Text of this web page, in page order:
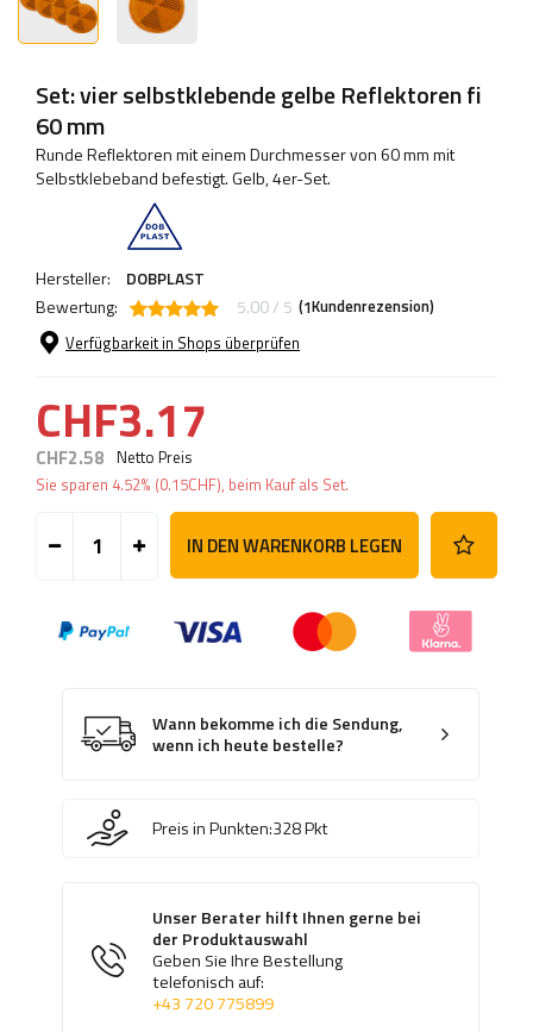
Set: vier selbstklebende gelbe Reflektoren fi
60 mm
Runde Reflektoren mit einem Durchmesser von 60 mm mit
Selbstklebeband befestigt. Gelb, 4er-Set.
Hersteller:
DOBPLAST
Bewertung:
5.00 / 5 (1Kundenrezension)
Verfügbarkeit in Shops überprüfen
CHF3.17
CHF2.58 Netto Preis
Sie sparen 4.52% (0.15CHF), beim Kauf als Set.
IN DEN WARENKORB LEGEN
Wann bekomme ich die Sendung,
wenn ich heute bestelle?
Preis in Punkten:328Pkt
Unser Berater hilft Ihnen gerne bei
der Produktauswahl
Geben Sie Ihre Bestellung
telefonisch auf:
+43 720 775899